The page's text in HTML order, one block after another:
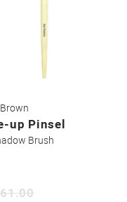
up Pinsel
Brush